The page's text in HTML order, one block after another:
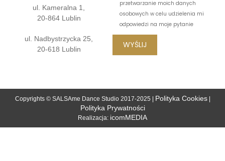
ul. Kameralna 1,
20-864 Lublin
ul. Nadbystrzycka 25,
20-618 Lublin
przetwarzanie moich danych
osobowych w celu udzielenia mi
odpowiedzi na moje pytanie
Copyrights © SALSAme Dance Studio 2017-2025 | Polityka Cookies|
Polityka Prywatności
Realizacja: icomMEDIA